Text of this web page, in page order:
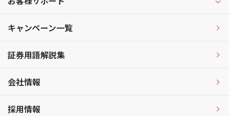
キャンペーン一覧
証券用語解説集
会社情報
採用情報